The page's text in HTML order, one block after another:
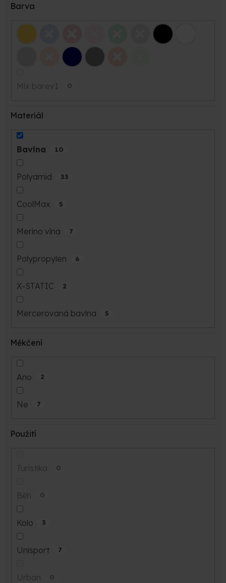
Barva
Mix barev1 0
Materiál
Bavlna 10
Polyamid 33
CoolMax 5
Merino vlna 7
Polypropylen 6
X-STATIC 2
Mercerovaná bavlna 5
Měkčení
Ano 2
Ne 7
Použití
Turistika 0
Běh 0
Kolo 3
Unisport 7
Urban 0